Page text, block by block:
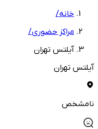
خانه/
مراکز حضوری/
آیلتس تهران
آیلتس تهران
نامشخص